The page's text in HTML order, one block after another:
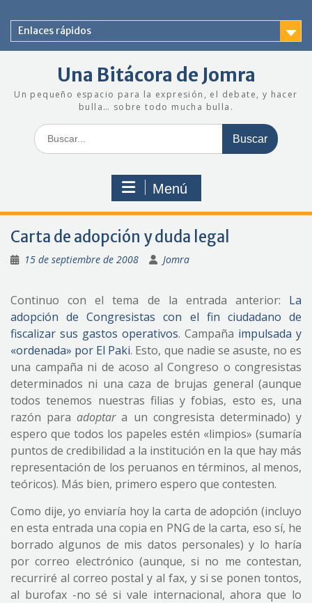
contenido
Enlaces rápidos
Una Bitácora de Jomra
Un pequeño espacio para la expresión, el debate, y hacer
bulla… sobre todo mucha bulla.
Buscar:
Menú
Carta de adopción y duda legal
15 de septiembre de 2008 Jomra
Continuo con el tema de la entrada anterior: La
adopción de Congresistas con el fin ciudadano de
fiscalizar sus gastos operativos. Campaña impulsada y
«ordenada» por El Paki. Esto, que nadie se asuste, no es
una campaña ni de acoso al Congreso o congresistas
determinados ni una caza de brujas general (aunque
todos tenemos nuestras filias y fobias, esto es, una
razón paraadoptara un congresista determinado) y
espero que todos los papeles estén «limpios» (sumaría
puntos de credibilidad a la institución en la que hay más
representación de los peruanos en términos, al menos,
teóricos). Más bien, primero espero que contesten.
Como dije, yo enviaría hoy la carta de adopción (incluyo
en esta entrada una copia en PNG de la carta, eso sí, he
borrado algunos de mis datos personales) y lo haría
por correo electrónico (aunque, si no me contestan,
recurriré al correo postal y al fax, y si se ponen tontos,
al burofax -no sé si vale internacional, ahora que lo